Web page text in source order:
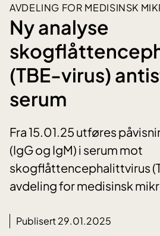
AVDELING FOR MEDISINSK
Ny analyse
(TBE-virus)
serum
Fra 15.01.25 utføres
(IgG og IgM) i serum mot
skogflåttencephalittvirus
avdeling for medisinsk
Publisert 29.01.2025